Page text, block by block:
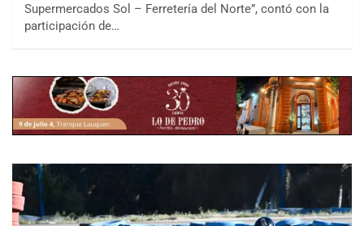
Supermercados Sol – Ferretería del Norte”, contó con la
participación de…